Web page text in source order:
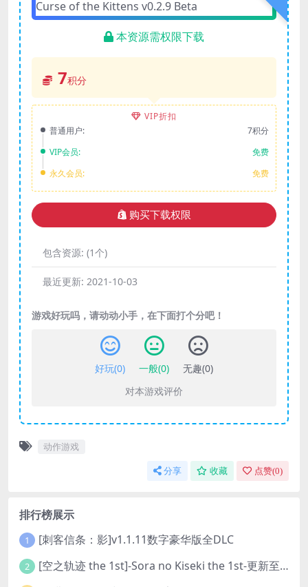
本资源需权限下载
7积分
VIP折扣
普通用户:
7积分
VIP会员:
免费
永久会员:
免费
购买下载权限
包含资源: (1个)
最近更新: 2021-10-03
游戏好玩吗，请动动小手，在下面打个分吧！
好玩(0) 一般(0) 无趣(0)
对本游戏评价
动作游戏
分享 收藏 点赞(0)
排行榜展示
1 [刺客信条：影]v1.1.11数字豪华版全DLC
2 [空之轨迹 the 1st]-Sora no Kiseki the 1st-更新至v1.06.4-全DLC